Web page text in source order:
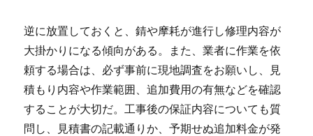
逆に放置しておくと、錆や摩耗が進行し修理内容が
大掛かりになる傾向がある。また、業者に作業を依
頼する場合は、必ず事前に現地調査をお願いし、見
積もり内容や作業範囲、追加費用の有無などを確認
することが大切だ。工事後の保証内容についても質
問し、見積書の記載通りか、予期せぬ追加料金が発